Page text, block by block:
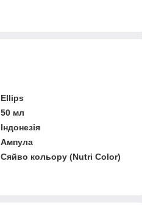
Ellips
50 мл
Індонезія
Ампула
Сяйво кольору (Nutri Color)